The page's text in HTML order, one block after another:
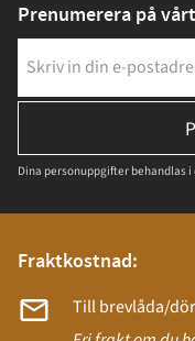
Prenumerera på
Dina personuppgifter behandlas
Fraktkostnad:
Till brevlåda/